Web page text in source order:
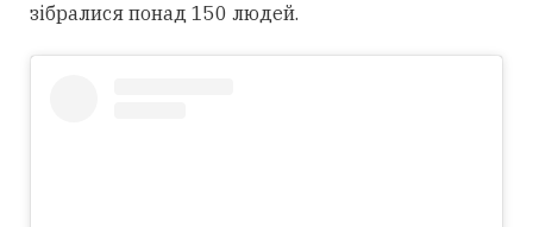
зібралися понад 150 людей.